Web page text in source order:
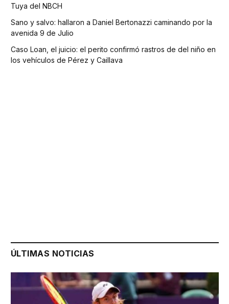
Tuya del NBCH
Sano y salvo: hallaron a Daniel Bertonazzi caminando por la
avenida 9 de Julio
Caso Loan, el juicio: el perito confirmó rastros de del niño en
los vehículos de Pérez y Caillava
ÚLTIMAS NOTICIAS